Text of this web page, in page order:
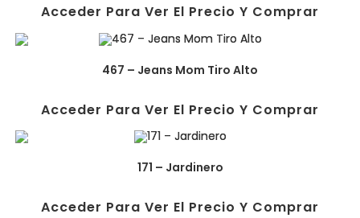
Acceder Para Ver El Precio Y Comprar
467 – Jeans Mom Tiro Alto
Acceder Para Ver El Precio Y Comprar
171 – Jardinero
Acceder Para Ver El Precio Y Comprar